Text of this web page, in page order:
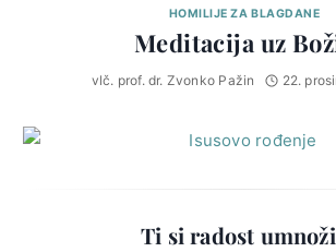
HOMILIJE ZA BLAGDANE
Meditacija uz
vlč. prof. dr. Zvonko Pažin 22.
Ti si radost